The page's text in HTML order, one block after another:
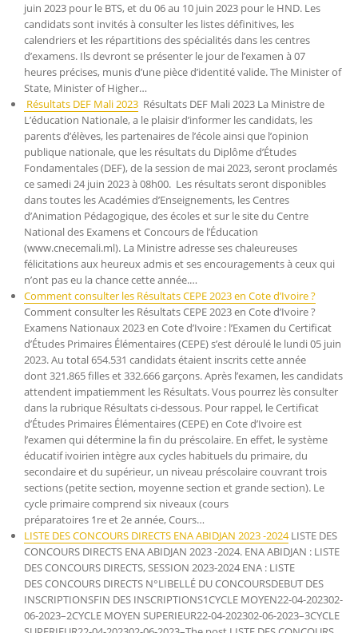
juin 2023 pour le BTS, et du 06 au 10 juin 2023 pour le HND. Les
candidats sont invités à consulter les listes définitives, les
calendriers et les répartitions des spécialités dans les centres
d’examens. Ils devront se présenter le jour de l’examen à 07
heures précises, munis d’une pièce d’identité valide. The Minister of
State, Minister of Higher…
Résultats DEF Mali 2023 Résultats DEF Mali 2023 La Ministre de
L’éducation Nationale, a le plaisir d’informer les candidats, les
parents d’élèves, les partenaires de l’école ainsi que l’opinion
publique nationale, que les résultats du Diplôme d’Études
Fondamentales (DEF), de la session de mai 2023, seront proclamés
ce samedi 24 juin 2023 à 08h00. Les résultats seront disponibles
dans toutes les Académies d’Enseignements, les Centres
d’Animation Pédagogique, des écoles et sur le site du Centre
National des Examens et Concours de l’Éducation
(www.cnecemali.ml). La Ministre adresse ses chaleureuses
félicitations aux heureux admis et ses encouragements à ceux qui
n’ont pas eu la chance cette année.…
Comment consulter les Résultats CEPE 2023 en Cote d’Ivoire ?
Comment consulter les Résultats CEPE 2023 en Cote d’Ivoire ?
Examens Nationaux 2023 en Cote d’Ivoire : l’Examen du Certificat
d’Études Primaires Élémentaires (CEPE) s’est déroulé le lundi 05 juin
2023. Au total 654.531 candidats étaient inscrits cette année
dont 321.865 filles et 332.666 garçons. Après l’examen, les candidats
attendent impatiemment les Résultats. Vous pourrez lès consulter
dans la rubrique Résultats ci-dessous. Pour rappel, le Certificat
d’Études Primaires Élémentaires (CEPE) en Cote d’Ivoire est
l’examen qui détermine la fin du préscolaire. En effet, le système
éducatif ivoirien intègre aux cycles habituels du primaire, du
secondaire et du supérieur, un niveau préscolaire couvrant trois
sections (petite section, moyenne section et grande section). Le
cycle primaire comprend six niveaux (cours
préparatoires 1re et 2e année, Cours…
LISTE DES CONCOURS DIRECTS ENA ABIDJAN 2023 -2024LISTE DES
CONCOURS DIRECTS ENA ABIDJAN 2023 -2024. ENA ABIDJAN : LISTE
DES CONCOURS DIRECTS, SESSION 2023-2024 ENA : LISTE
DES CONCOURS DIRECTS N°LIBELLÉ DU CONCOURSDEBUT DES
INSCRIPTIONSFIN DES INSCRIPTIONS1CYCLE MOYEN22-04-202302-
06-2023–2CYCLE MOYEN SUPERIEUR22-04-202302-06-2023–3CYCLE